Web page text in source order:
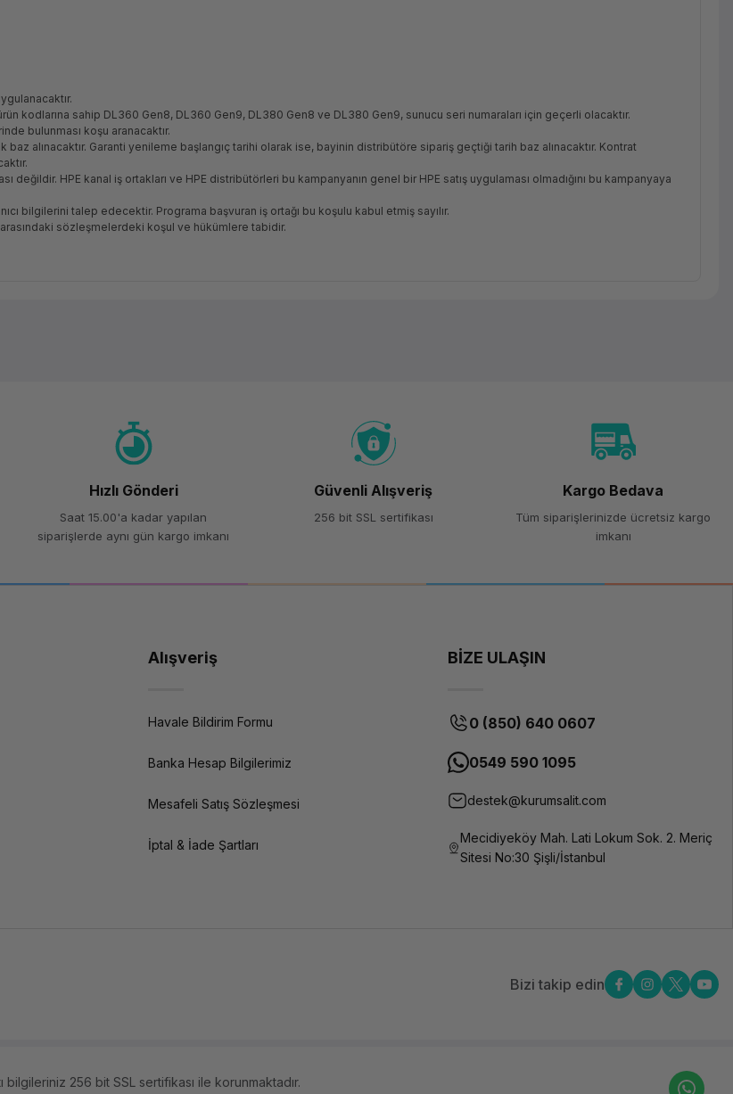
kodlarına sahip DL360 Gen8, DL360 Gen9, DL380 Gen8 ve DL380 Gen9, sunucu seri numaraları için geçerli olacaktır.
bulunması koşu aranacaktır.
baz alınacaktır. Garanti yenileme başlangıç tarihi olarak ise, bayinin distribütöre sipariş geçtiği tarih baz alınacaktır. Kontrat
HPE kanal iş ortakları ve HPE distribütörleri bu kampanyanın genel bir HPE satış uygulaması olmadığını bu kampanyaya
bilgilerini talep edecektir. Programa başvuran iş ortağı bu koşulu kabul etmiş sayılır.
sözleşmelerdeki koşul ve hükümlere tabidir.
Hızlı Gönderi
Saat 15.00'a kadar yapılan
siparişlerde aynı gün kargo imkanı
Güvenli Alışveriş
256 bit SSL sertifikası
Kargo Bedava
Tüm siparişlerinizde ücretsiz kargo
imkanı
Alışveriş
Havale Bildirim Formu
Banka Hesap Bilgilerimiz
Mesafeli Satış Sözleşmesi
İptal & İade Şartları
BİZE ULAŞIN
0 (850) 640 0607
0549 590 1095
destek@kurumsalit.com
Mecidiyeköy Mah. Lati Lokum Sok. 2. Meriç
Sitesi No:30 Şişli/İstanbul
Bizi takip edin
bilgileriniz 256 bit SSL sertifikası ile korunmaktadır.